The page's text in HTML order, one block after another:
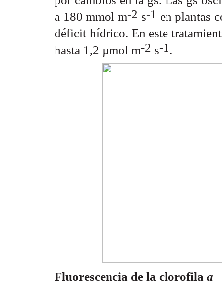
a 180 mmol m-2 s-1 en plantas
déficit hídrico. En este
hasta 1,2 µmol m-2 s-1 .
Fluorescencia de la clorofila a